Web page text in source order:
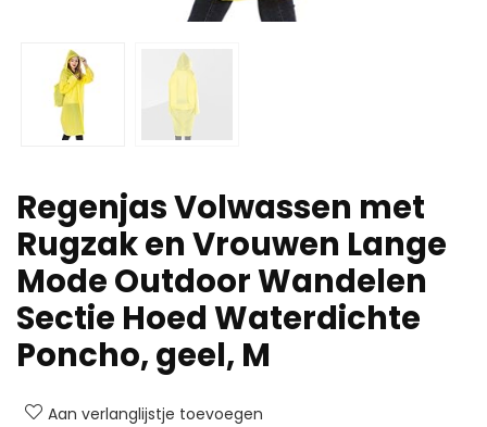
Regenjas Volwassen met
Rugzak en Vrouwen Lange
Mode Outdoor Wandelen
Sectie Hoed Waterdichte
Poncho, geel, M
Aan verlanglijstje toevoegen